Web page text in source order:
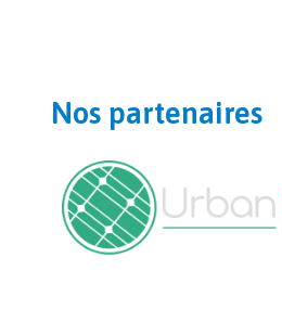
Nos partenaires